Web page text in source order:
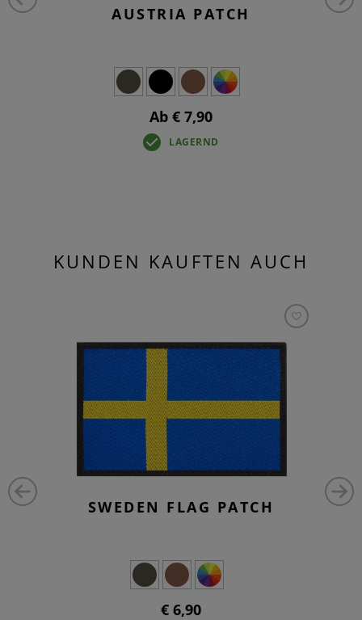
AUSTRIA PATCH
Ab € 7,90
LAGERND
KUNDEN KAUFTEN AUCH
SWEDEN FLAG PATCH
€ 6,90